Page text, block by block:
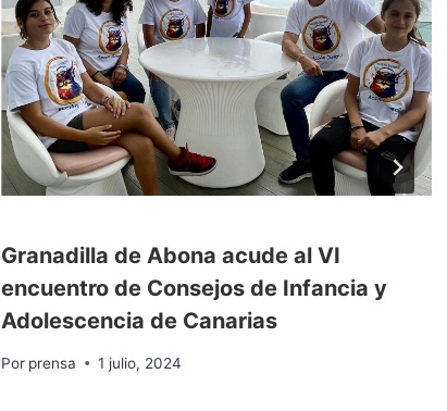
Granadilla de Abona acude al VI
encuentro de Consejos de Infancia y
Adolescencia de Canarias
Por prensa 1 julio, 2024